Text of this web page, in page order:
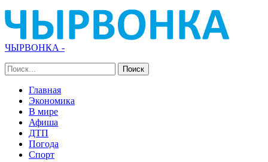
ЧЫРВОНКА -
Главная
Экономика
В мире
Афиша
ДТП
Погода
Спорт